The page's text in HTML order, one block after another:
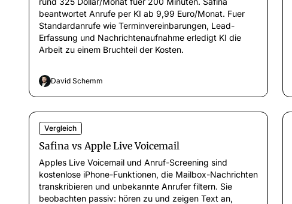
beantwortet Anrufe per KI ab 9,99 Euro/Monat. Fuer
Standardanrufe wie Terminvereinbarungen, Lead-
Erfassung und Nachrichtenaufnahme erledigt KI die
Arbeit zu einem Bruchteil der Kosten.
David Schemm
Vergleich
Safina vs Apple Live Voicemail
Apples Live Voicemail und Anruf-Screening sind
kostenlose iPhone-Funktionen, die Mailbox-Nachrichten
transkribieren und unbekannte Anrufer filtern. Sie
beobachten passiv: hören zu und zeigen Text an,